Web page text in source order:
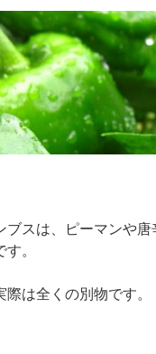
ブスは、ピーマンや
。
際は全くの別物です。